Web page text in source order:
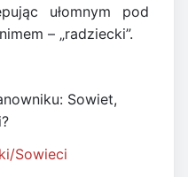
ułomnym pod
– „radziecki”.
Sowiet,
Sowieci